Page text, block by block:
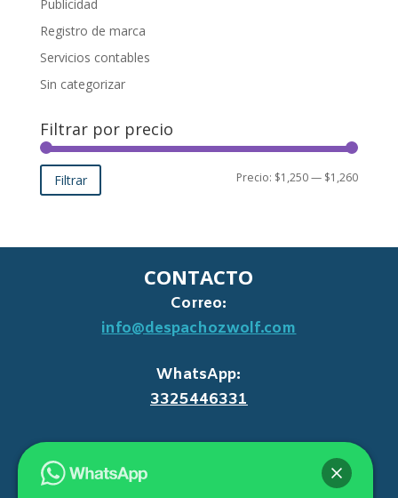
Publicidad
Registro de marca
Servicios contables
Sin categorizar
Filtrar por precio
Precio
Precio
Filtrar Precio: $1,250— $1,260
CONTACTO
Correo:
info@despachozwolf.com
WhatsApp:
3325446331